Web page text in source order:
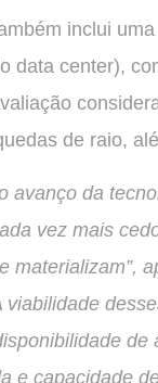
inclui
data center),
de raio,
avanço da
vez mais
materializam”,
viabilidade
de
e capacidade